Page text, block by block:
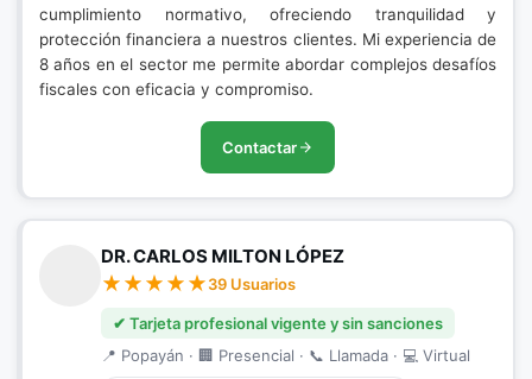
cumplimiento normativo, ofreciendo tranquilidad y
protección financiera a nuestros clientes. Mi experiencia de
8 años en el sector me permite abordar complejos desafíos
fiscales con eficacia y compromiso.
Contactar
DR. CARLOS MILTON LÓPEZ
39 Usuarios
✔ Tarjeta profesional vigente y sin sanciones
📍 Popayán · 🏢 Presencial · 📞 Llamada · 💻 Virtual